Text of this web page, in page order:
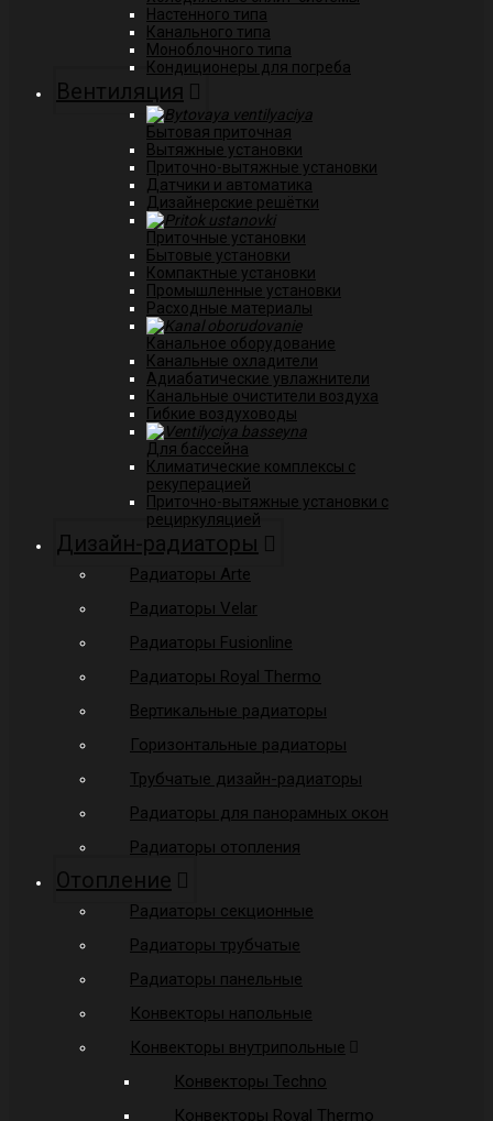
Настенного типа
Канального типа
Моноблочного типа
Кондиционеры для погреба
Вентиляция
Бытовая приточная
Вытяжные установки
Приточно-вытяжные установки
Датчики и автоматика
Дизайнерские решётки
Приточные установки
Бытовые установки
Компактные установки
Промышленные установки
Расходные материалы
Канальное оборудование
Канальные охладители
Адиабатические увлажнители
Канальные очистители воздуха
Гибкие воздуховоды
Для бассейна
Климатические комплексы с
рекуперацией
Приточно-вытяжные установки с
рециркуляцией
Дизайн-радиаторы
Радиаторы Arte
Радиаторы Velar
Радиаторы Fusionline
Радиаторы Royal Thermo
Вертикальные радиаторы
Горизонтальные радиаторы
Трубчатые дизайн-радиаторы
Радиаторы для панорамных окон
Радиаторы отопления
Отопление
Радиаторы секционные
Радиаторы трубчатые
Радиаторы панельные
Конвекторы напольные
Конвекторы внутрипольные
Конвекторы Techno
Конвекторы Royal Thermo